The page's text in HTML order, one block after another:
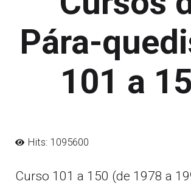
Pára-
101 a
Hits: 1095600
Curso 101 a 150 (de 1978 a